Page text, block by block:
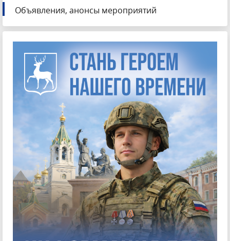
Объявления, анонсы мероприятий